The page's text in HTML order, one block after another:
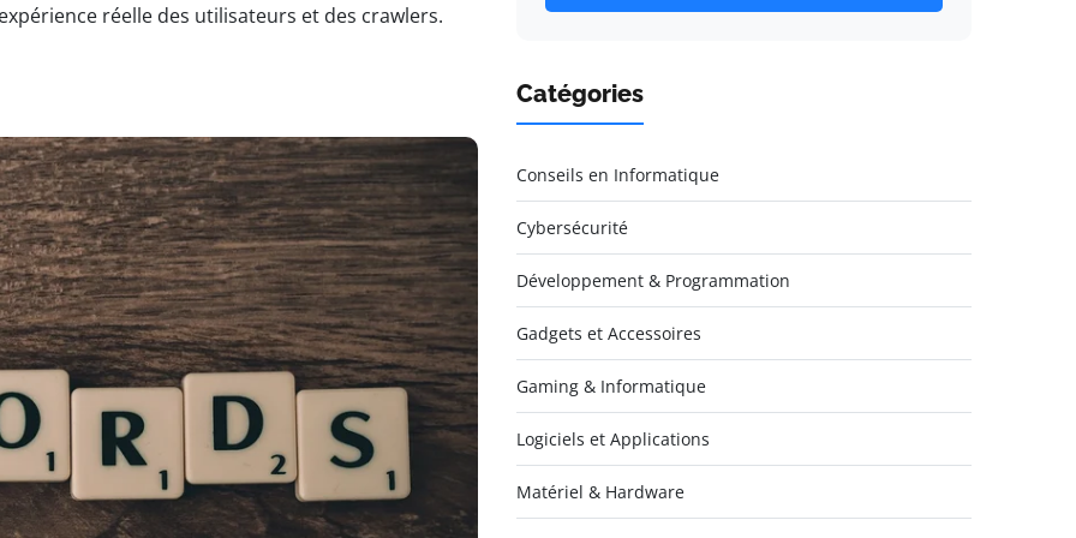
réelle des utilisateurs et des crawlers.
Catégories
Conseils en Informatique
Cybersécurité
Développement & Programmation
Gadgets et Accessoires
Gaming & Informatique
Logiciels et Applications
Matériel & Hardware